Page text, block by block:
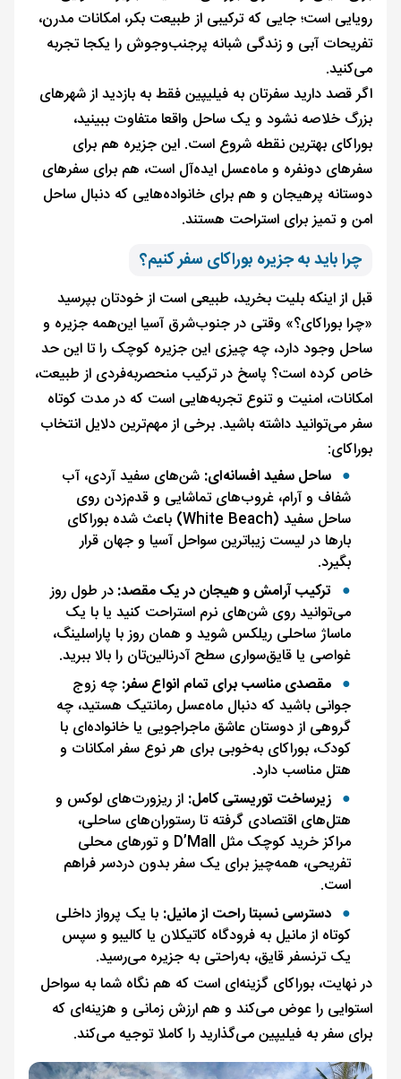
رویایی است؛ جایی که ترکیبی از طبیعت بکر، امکانات مدرن،
تفریحات آبی و زندگی شبانه پرجنب‌وجوش را یکجا تجربه
می‌کنید.
اگر قصد دارید سفرتان به فیلیپین فقط به بازدید از شهرهای
بزرگ خلاصه نشود و یک ساحل واقعا متفاوت ببینید،
بوراکای بهترین نقطه شروع است. این جزیره هم برای
سفرهای دونفره و ماه‌عسل ایده‌آل است، هم برای سفرهای
دوستانه پرهیجان و هم برای خانواده‌هایی که دنبال ساحل
امن و تمیز برای استراحت هستند.
چرا باید به جزیره بوراکای سفر کنیم؟
قبل از اینکه بلیت بخرید، طبیعی است از خودتان بپرسید
«چرا بوراکای؟» وقتی در جنوب‌شرق آسیا این‌همه جزیره و
ساحل وجود دارد، چه چیزی این جزیره کوچک را تا این حد
خاص کرده است؟ پاسخ در ترکیب منحصربه‌فردی از طبیعت،
امکانات، امنیت و تنوع تجربه‌هایی است که در مدت کوتاه
سفر می‌توانید داشته باشید. برخی از مهم‌ترین دلایل انتخاب
بوراکای:
ساحل سفید افسانه‌ای: شن‌های سفید آردی، آب
شفاف و آرام، غروب‌های تماشایی و قدم‌زدن روی
ساحل سفید (White Beach) باعث شده بوراکای
بارها در لیست زیباترین سواحل آسیا و جهان قرار
بگیرد.
ترکیب آرامش و هیجان در یک مقصد:در طول روز
می‌توانید روی شن‌های نرم استراحت کنید یا با یک
ماساژ ساحلی ریلکس شوید و همان روز با پاراسلینگ،
غواصی یا قایق‌سواری سطح آدرنالین‌تان را بالا ببرید.
مقصدی مناسب برای تمام انواع سفر: چه زوج
جوانی باشید که دنبال ماه‌عسل رمانتیک هستید، چه
گروهی از دوستان عاشق ماجراجویی یا خانواده‌ای با
کودک، بوراکای به‌خوبی برای هر نوع سفر امکانات و
هتل مناسب دارد.
زیرساخت توریستی کامل: از ریزورت‌های لوکس و
هتل‌های اقتصادی گرفته تا رستوران‌های ساحلی،
مراکز خرید کوچک مثل D’Mall و تورهای محلی
تفریحی، همه‌چیز برای یک سفر بدون دردسر فراهم
است.
دسترسی نسبتا راحت از مانیل: با یک پرواز داخلی
کوتاه از مانیل به فرودگاه کاتیکلان یا کالیبو و سپس
یک ترنسفر قایق، به‌راحتی به جزیره می‌رسید.
در نهایت، بوراکای گزینه‌ای است که هم نگاه شما به سواحل
استوایی را عوض می‌کند و هم ارزش زمانی و هزینه‌ای که
برای سفر به فیلیپین می‌گذارید را کاملا توجیه می‌کند.